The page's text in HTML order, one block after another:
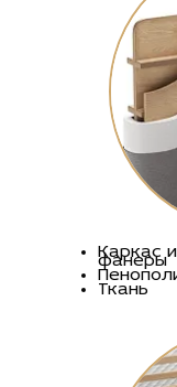
Каркас
фанеры
Ткань